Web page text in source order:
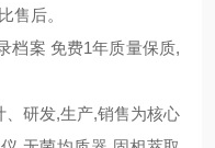
售后。
档案 免费1年质量保质,
、研发,生产,销售为核心